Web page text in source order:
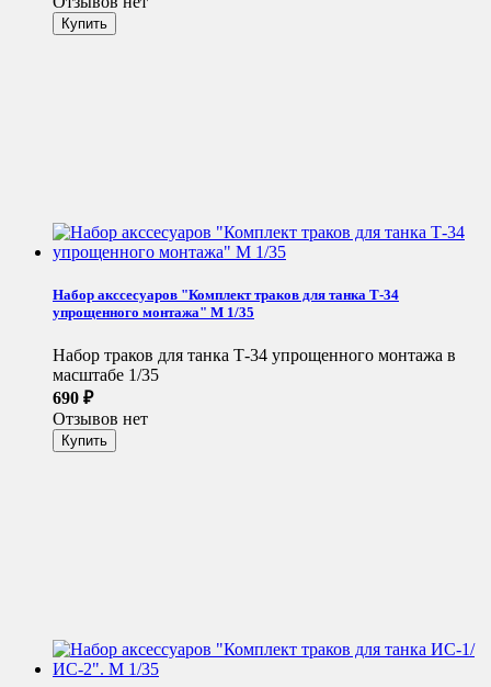
Набор акссесуаров "Комплект траков для танка Т-34
упрощенного монтажа" М 1/35
Набор траков для танка Т-34 упрощенного монтажа в
масштабе 1/35
690 ₽
Отзывов нет